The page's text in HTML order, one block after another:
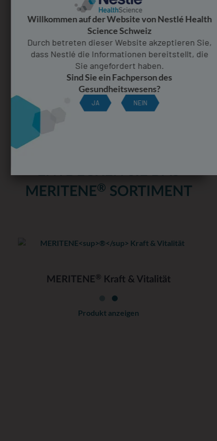
Die Vitamine B2, B6 und B12 leisten einen Beitrag zur
Verringerung der Müdigkeit. Die Vitamine B6 und B12
tragen zu einer normalen Funktion des Immunsystems
bei, und das Vitamin B2 zur normalen Funktion des
Nervensystems.​
MERITENE® SORTIMENT
MERITENE®Kraft & Vitalität
Produkt anzeigen
Willkommen auf der Website von Nestlé Health
Science Schweiz
Durch betreten dieser Website akzeptieren Sie,
dass Nestlé die Informationen bereitstellt, die
Sie angefordert haben.
Sind Sie ein Fachperson des
Gesundheitswesens?
JA NEIN